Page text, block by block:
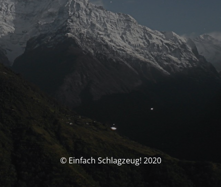
© Einfach Schlagzeug! 2020